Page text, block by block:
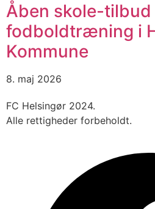
Åben skole-tilbud
fodboldtræning i
Kommune
8. maj 2026
FC Helsingør 2024.
Alle rettigheder forbeholdt.